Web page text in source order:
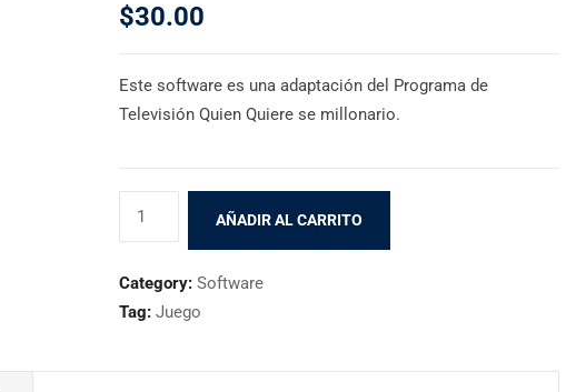
$30.00
Este software es una adaptación del Programa de
Televisión Quien Quiere se millonario.
cantidad
AÑADIR AL CARRITO
Category: Software
Tag: Juego